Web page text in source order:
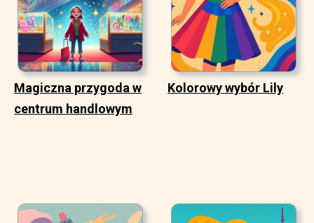
Magiczna przygoda w
centrum handlowym
Kolorowy wybór Lily